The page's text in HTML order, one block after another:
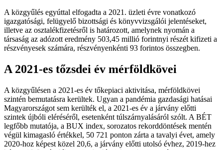
A közgyűlés egyúttal elfogadta a 2021. üzleti évre vonatkozó
igazgatósági, felügyelő bizottsági és könyvvizsgálói jelentéseket,
illetve az osztalékfizetésről is határozott, amelynek nyomán a
társaság az adózott eredmény 503,45 millió forintnyi részét kifizeti a
részvényesek számára, részvényenkénti 93 forintos összegben.
A 2021-es tőzsdei év mérföldkövei
A közgyűlésen a 2021-es év tőkepiaci aktivitása, mérföldkövei
szintén bemutatásra kerültek. Ugyan a pandémia gazdasági hatásai
Magyarországot sem kerülték el, a 2021-es év a járvány előtti
szintek újbóli eléréséről, esetenként túlszárnyalásáról szólt. A BÉT
legfőbb mutatója, a BUX index, sorozatos rekorddöntések mentén
végül kimagasló értékkel, 50 721 ponton zárta a tavalyi évet, amely
2020-hoz képest közel 20,6, a járvány előtti utolsó évhez, 2019-hez